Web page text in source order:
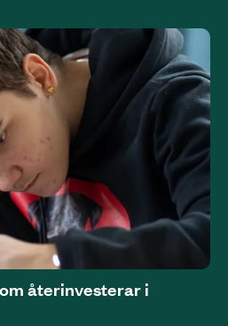
återinvesterar i